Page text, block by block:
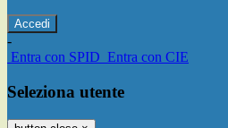
-
Entra con SPID Entra con CIE
Seleziona utente